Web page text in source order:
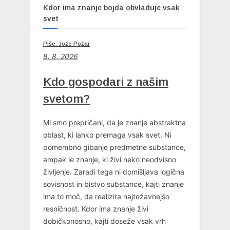
Kdor ima znanje bojda obvladuje vsak
svet
Piše: Jože Požar
8. 8. 2026
Kdo gospodari z našim
svetom?
Mi smo prepričani, da je znanje abstraktna
oblast, ki lahko premaga vsak svet. Ni
pomembno gibanje predmetne substance,
ampak le znanje, ki živi neko neodvisno
življenje. Zaradi tega ni domišljava logična
sovisnost in bistvo substance, kajti znanje
ima to moč, da realizira najtežavnejšo
resničnost. Kdor ima znanje živi
dobičkonosno, kajti doseže vsak vrh